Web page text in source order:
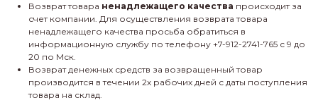
Возврат товара ненадлежащего качества происходит за
счет компании. Для осуществления возврата товара
ненадлежащего качества просьба обратиться в
информационную службу по телефону +7-912-2741-765 с 9 до
20 по Мск.
Возврат денежных средств за возвращенный товар
производится в течении 2х рабочих дней с даты поступления
товара на склад.